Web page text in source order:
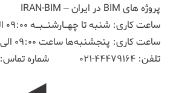
پروژه های BIM در ایران – IRAN-BIM
ساعت کاری: شنبه تا چهـارشنـبـه 09:00 الی 17:00
ساعت کاری: پنجشنبه‌ها ساعت 09:00 الی 14:00
تلفن: 44479164-021 شماره تماس: